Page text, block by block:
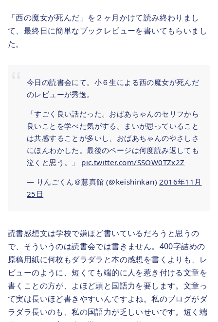
「西の魔女が死んだ」を２ヶ月かけて読み終わりまし
て、最終日に簡単なブックレビューを書いてもらいまし
た。
今日の読書会にて。小６生による西の魔女が死んだ
のレビューが秀逸。
「すごく良い話だった。おばあちゃんのセリフから
良いことを学べた気がする。まいが思っていること
は共感することが多いし、おばあちゃんのやさしさ
にほんわかした。最後のページは何度読み返しても
泣くと思う。」 pic.twitter.com/SSOW0TZx2Z
— りんごくん＠慧真館 (@keishinkan)2016年11月
25日
読書感想文は学校で嫌ほど書いているだろうと思うの
で、そういうのは読書会では書きません。400字詰めの
原稿用紙に何枚もダラダラと本の感想を書くよりも、レ
ビューのように、短くても端的に人を惹き付ける文章を
書くことの方が、よほど頭と国語力を要します。文章っ
て実は長いほど書きやすいんですよね。私のブログがダ
ラダラ長いのも、私の国語力が乏しいせいです。短く端